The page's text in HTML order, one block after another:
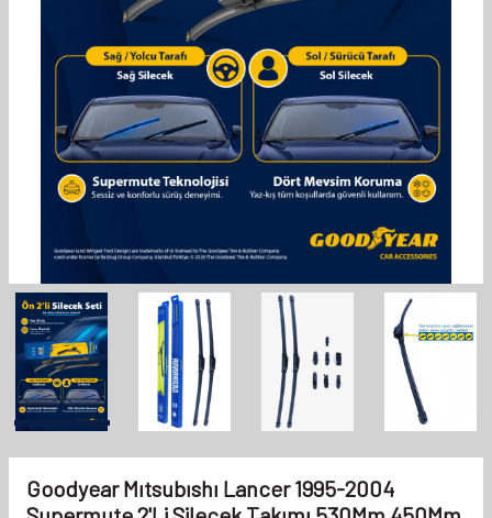
Goodyear Mıtsubıshı Lancer 1995-2004